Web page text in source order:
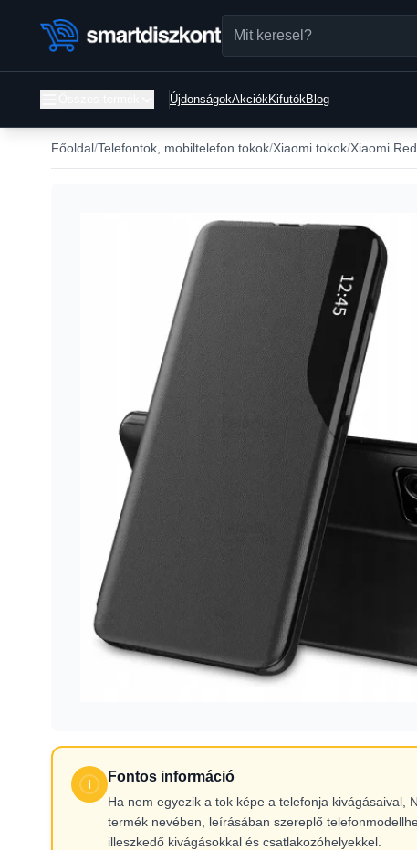
ÚjdonságokAkciókKifutókBlog
Főoldal Telefontok, mobiltelefon tokok Xiaomi tokok Xiaomi
Fontos információ
Ha nem egyezik a tok képe a telefonja kivágásaival,
termék nevében, leírásában szereplő
illeszkedő kivágásokkal és csatlakozóhelyekkel.